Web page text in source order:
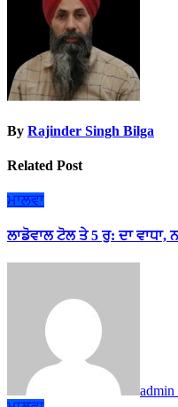
By Rajinder Singh Bilga
Related Post
ਮਾਲਵਾ
ਲਾਡੋਵਾਲ ਟੋਲ ਤੇ 5 ਰੁ: ਦਾ
admin